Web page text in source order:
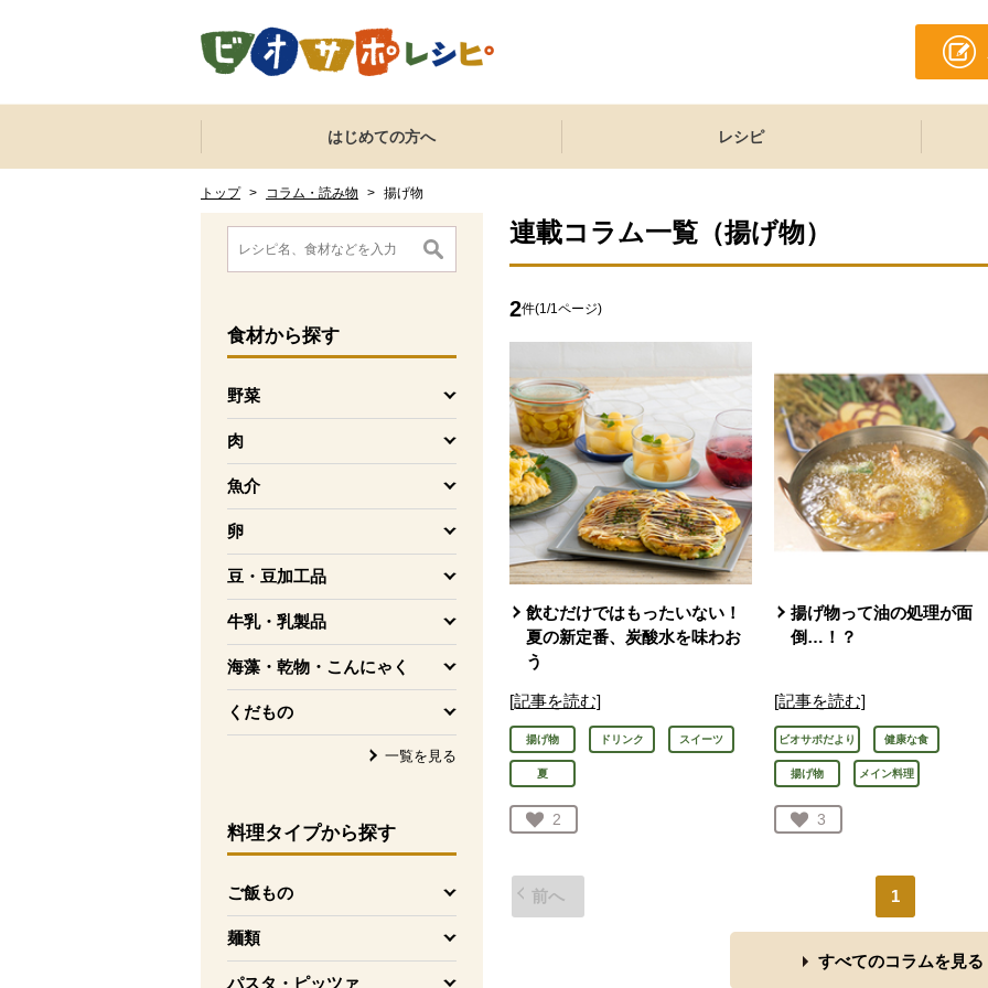
ここからサイト内共通メニューです。
サイト内共通メニューをスキップする
はじめての方へ レシピ
トップ > コラム・読み物 > 揚げ物
ここから消費材検索メニューです。
食材から探す
野菜
を開く
肉
を開く
魚介
を開く
卵
を開く
豆・豆加工品
を開く
牛乳・乳製品
を開く
海藻・乾物・こんにゃく
を開く
くだもの
を開く
一覧を見る
料理タイプから探す
ご飯もの
を開く
麺類
を開く
パスタ・ピッツァ
消費材検索メニューここまで。
ここから本文です。 連載コラム一覧（揚げ物）
2件(1 /1 ページ)
飲むだけではもったいない！
夏の新定番、炭酸水を味わお
う
[記事を読む]
揚げ物 ドリンク スイーツ
夏
お気に入り登録：
2
人が登録
揚げ物って油の処理が面
倒…！？
[記事を読む]
ビオサポだより 健康な食
揚げ物 メイン料理
お気に入り登録：
3
人が登録
前へ 1
すべてのコラムを見る